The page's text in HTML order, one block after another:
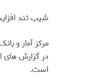
شیب تند
مرکز آمار و
است.